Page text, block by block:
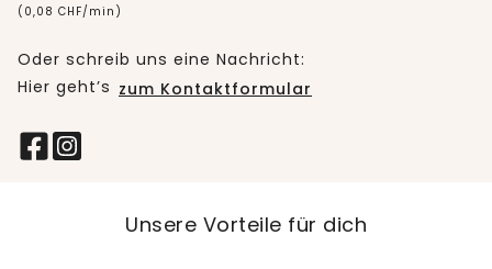
(0,08 CHF/min)
Oder schreib uns eine Nachricht:
Hier geht’s zum Kontaktformular
Unsere Vorteile für dich